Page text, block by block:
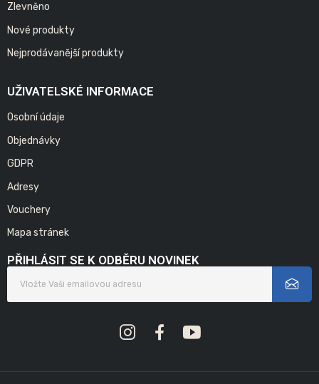
Zlevněno
Nové produkty
Nejprodávanější produkty
UŽIVATELSKÉ INFORMACE
Osobní údaje
Objednávky
GDPR
Adresy
Vouchery
Mapa stránek
PŘIHLÁSIT SE K ODBĚRU NOVINEK